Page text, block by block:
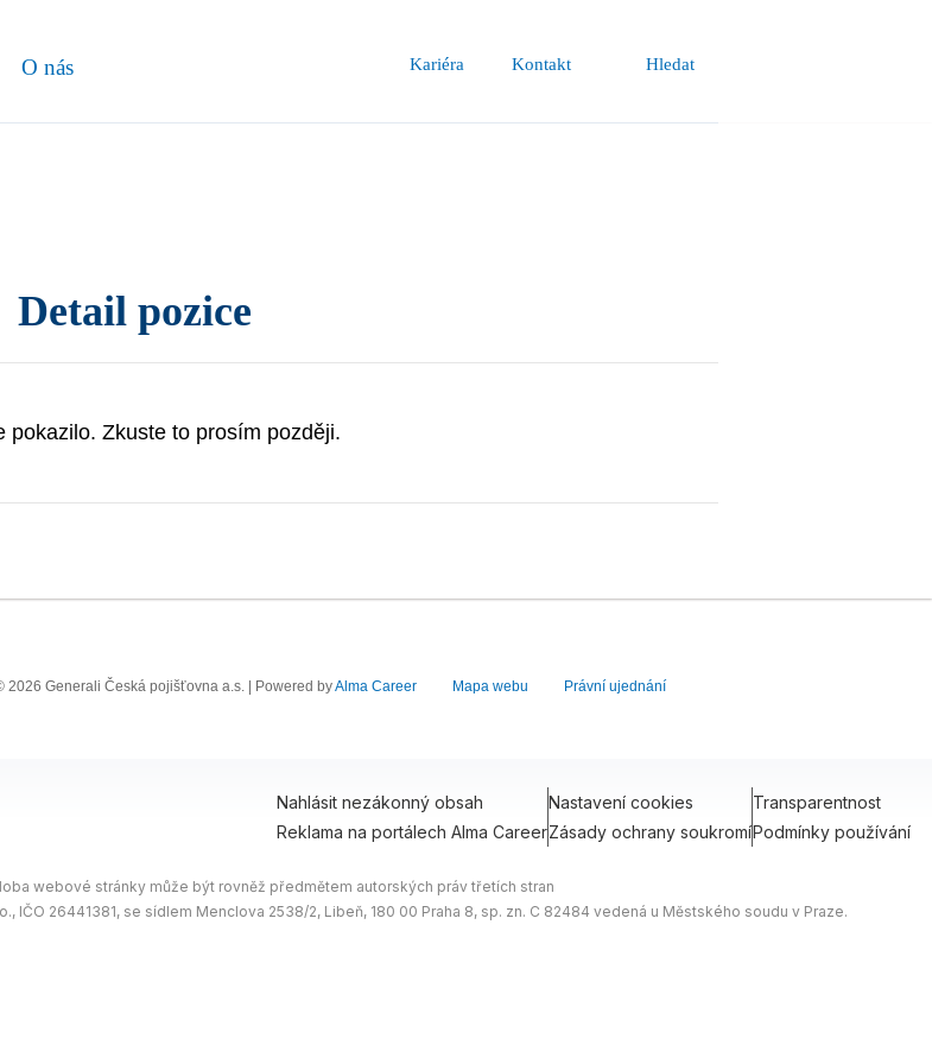
O nás Kariéra Kontakt Hledat
Detail pozice
pokazilo. Zkuste to prosím později.
2026 Generali Česká pojišťovna a.s. | Powered byAlma Career Mapa webu Právní ujednání
Nahlásit nezákonný obsah Nastavení cookies
Transparentnost
Reklama na portálech Alma CareerZásady ochrany soukromíPodmínky používání
webové stránky může být rovněž předmětem autorských práv třetích stran
26441381, se sídlem Menclova 2538/2, Libeň, 180 00 Praha 8, sp. zn. C 82484 vedená u Městského soudu v Praze.